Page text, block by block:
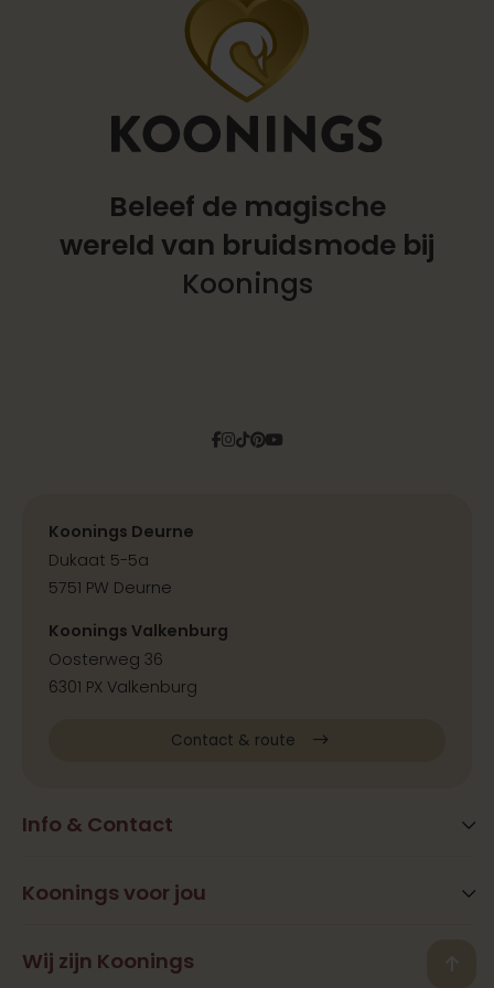
Beleef de magische
wereld van bruidsmode bij
Koonings
Facebook
Instagram
Tiktok
Pinterest
YouTube
Info & Contact
FAQ
Vestigingen
Koonings voor jou
Beauty
Wij zijn Koonings
Koonings Deurne
Dukaat 5-5a
5751 PW Deurne
Koonings Valkenburg
Oosterweg 36
6301 PX Valkenburg
Contact & route